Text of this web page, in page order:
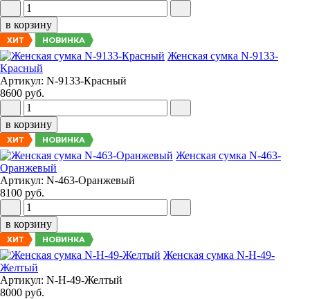
в корзину
ХИТ НОВИНКА
Женская сумка N-9133-
Красный
Артикул: N-9133-Красный
8600 руб.
в корзину
ХИТ НОВИНКА
Женская сумка N-463-
Оранжевый
Артикул: N-463-Оранжевый
8100 руб.
в корзину
ХИТ НОВИНКА
Женская сумка N-H-49-
Желтый
Артикул: N-H-49-Желтый
8000 руб.